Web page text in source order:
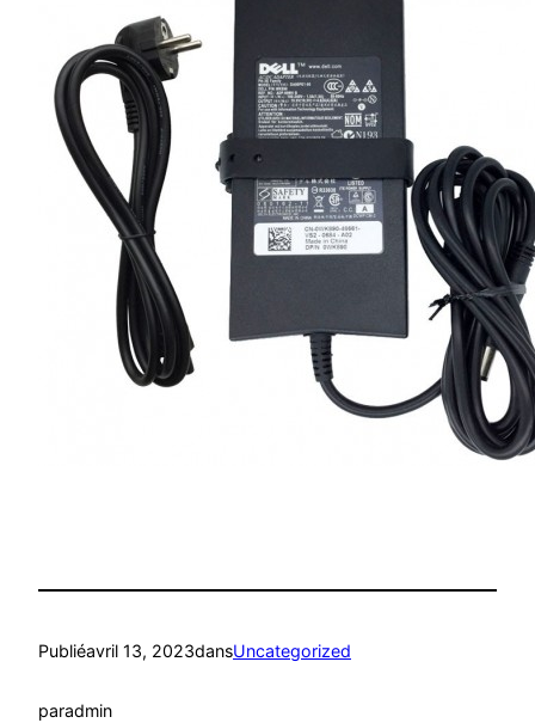
Publiéavril 13, 2023dansUncategorized
paradmin